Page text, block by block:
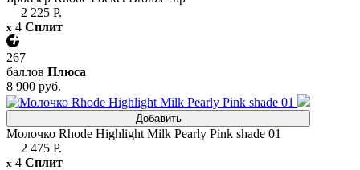
2 225 Р.
x 4 Сплит
267
баллов Плюса
8 900 руб.
Добавить
Молочко Rhode Highlight Milk Pearly Pink shade 01
2 475 Р.
x 4 Сплит